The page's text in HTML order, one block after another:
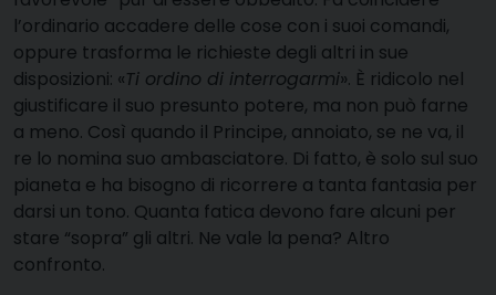
l’ordinario accadere delle cose con i suoi comandi,
oppure trasforma le richieste degli altri in sue
disposizioni: «Ti ordino di interrogarmi». È ridicolo nel
giustificare il suo presunto potere, ma non può farne
a meno. Così quando il Principe, annoiato, se ne va, il
re lo nomina suo ambasciatore. Di fatto, è solo sul suo
pianeta e ha bisogno di ricorrere a tanta fantasia per
darsi un tono. Quanta fatica devono fare alcuni per
stare “sopra” gli altri. Ne vale la pena? Altro
confronto.